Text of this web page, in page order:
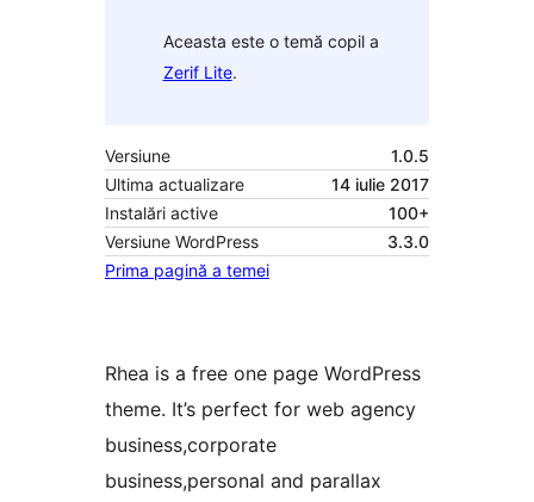
Aceasta este o temă copil a
Zerif Lite.
Versiune
1.0.5
Ultima actualizare
14 iulie 2017
Instalări active
100+
Versiune WordPress
3.3.0
Prima pagină a temei
Rhea is a free one page WordPress
theme. It’s perfect for web agency
business,corporate
business,personal and parallax